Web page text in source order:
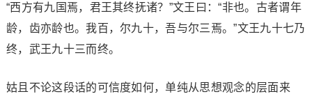
“西方有九国焉，君王其终抚诸？”文王曰：“非也。古者谓年
龄，齿亦龄也。我百，尔九十，吾与尔三焉。”文王九十七乃
终，武王九十三而终。
姑且不论这段话的可信度如何，单纯从思想观念的层面来